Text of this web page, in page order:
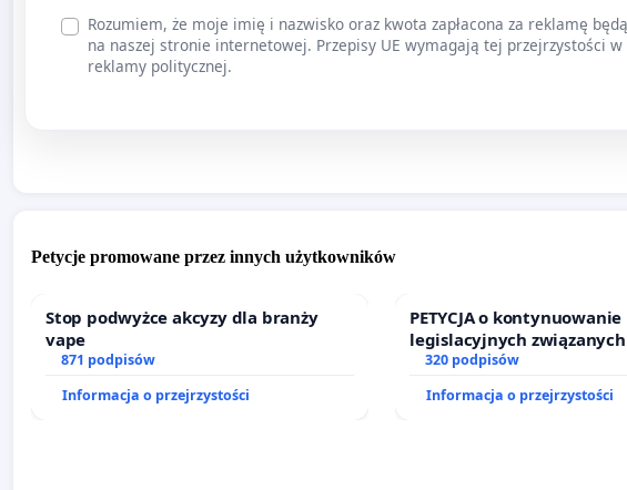
Rozumiem, że moje imię i nazwisko oraz kwota zapłacona za reklamę
na naszej stronie internetowej. Przepisy UE wymagają tej przejrzystości
reklamy politycznej.
Petycje promowane przez innych użytkowników
Stop podwyżce akcyzy dla branży
vape
871 podpisów
Informacja o przejrzystości
PETYCJA o
legislacyjnych
prawa rodzinnego
320 podpisów
Informacja o przejrzystości